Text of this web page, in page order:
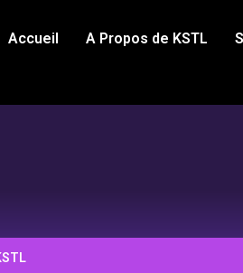
Accueil A Propos de KSTL